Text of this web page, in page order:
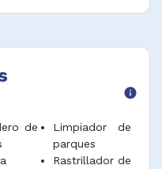
info
de
Limpiador de
parques
Rastrillador de